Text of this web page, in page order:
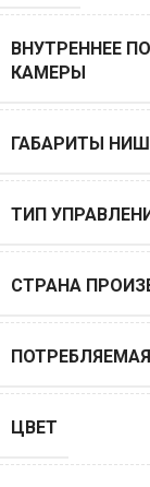
ВНУТРЕННЕЕ
КАМЕРЫ
ГАБАРИТЫ
ТИП
СТРАНА
ЦВЕТ